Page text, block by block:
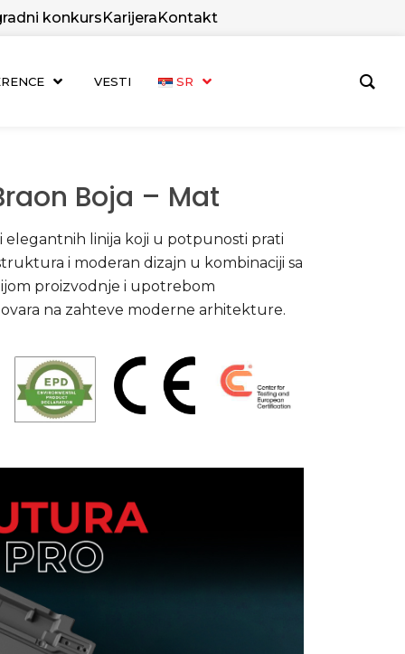
konkursKarijeraKontakt
VESTI SR
Boja – Mat
elegantnih linija koji u potpunosti prati
i moderan dizajn u kombinaciji sa
proizvodnje i upotrebom
na zahteve moderne arhitekture.